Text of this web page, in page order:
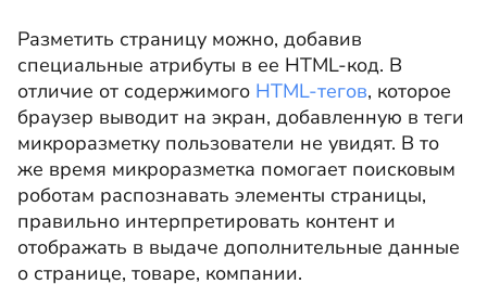
Разметить страницу можно, добавив
специальные атрибуты в ее HTML-код. В
отличие от содержимого HTML-тегов, которое
браузер выводит на экран, добавленную в теги
микроразметку пользователи не увидят. В то
же время микроразметка помогает поисковым
роботам распознавать элементы страницы,
правильно интерпретировать контент и
отображать в выдаче дополнительные данные
о странице, товаре, компании.